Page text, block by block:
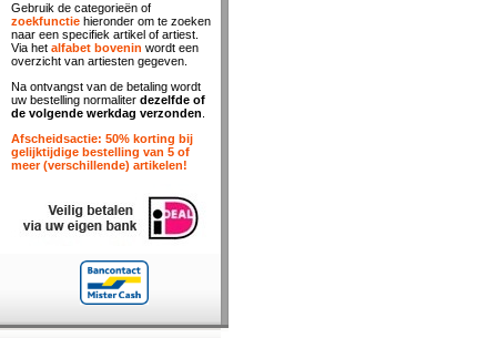
Gebruik de categorieën of
zoekfunctie hieronder om te zoeken
naar een specifiek artikel of artiest.
Via het alfabet bovenin wordt een
overzicht van artiesten gegeven.
Na ontvangst van de betaling wordt
uw bestelling normaliter dezelfde of
de volgende werkdag verzonden
Afscheidsactie: 50% korting bij
gelijktijdige bestelling van 5 of
meer (verschillende) artikelen!